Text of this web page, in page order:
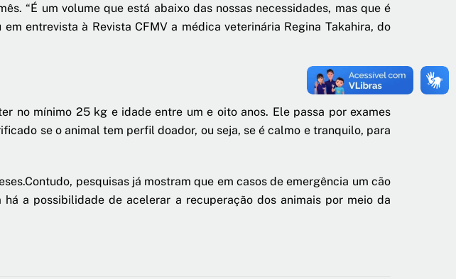
“É um volume que está abaixo das nossas necessidades, mas que é
entrevista à Revista CFMV a médica veterinária Regina Takahira, do
no mínimo 25 kg e idade entre um e oito anos. Ele passa por exames
se o animal tem perfil doador, ou seja, se é calmo e tranquilo, para
pesquisas já mostram que em casos de emergência um cão
a possibilidade de acelerar a recuperação dos animais por meio da